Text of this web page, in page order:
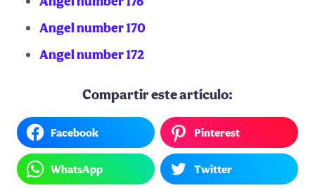
Angel number 170
Angel number 172
Compartir este artículo:
Facebook Pinterest
WhatsApp Twitter